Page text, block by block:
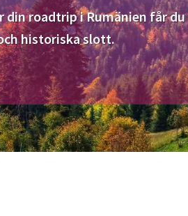
roadtrip i Rumänien får
historiska slott.